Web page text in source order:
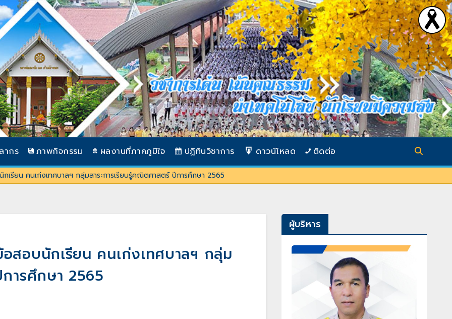
ากร ภาพกิจกรรม ผลงานที่ภาคภูมิใจ ปฏิทินวิชาการ ดาวน์โหลด ติดต่อ
เรียน คนเก่งเทศบาลฯ กลุ่มสาระการเรียนรู้คณิตศาสตร์ ปีการศึกษา 2565
สอบนักเรียน คนเก่งเทศบาลฯ กลุ่ม
ารศึกษา 2565
ผู้บริหาร